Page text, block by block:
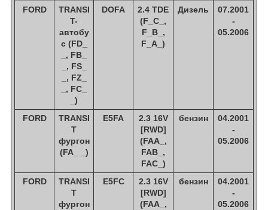
FORD
TRANSI
T-
автобу
с (FD_
_, FB_
_, FS_
_, FZ_
_, FC_
_)
DOFA
2.4 TDE
(F_C_,
F_B_,
F_A_)
Дизель
07.2001
-
05.2006
FORD
TRANSI
T
фургон
(FA_ _)
E5FA
2.3 16V
[RWD]
(FAA_,
FAB_,
FAC_)
бензин
04.2001
-
05.2006
FORD
TRANSI
T
фургон
E5FC
2.3 16V
[RWD]
(FAA_,
бензин
04.2001
-
05.2006